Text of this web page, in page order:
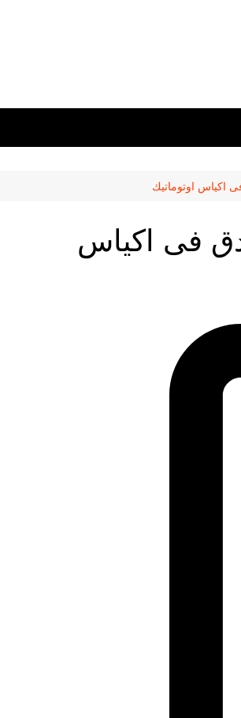
اكياس اوتوماتيك
فى اكياس